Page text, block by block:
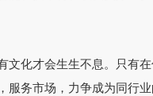
文化才会生生不息。只有
务市场，力争成为同行业